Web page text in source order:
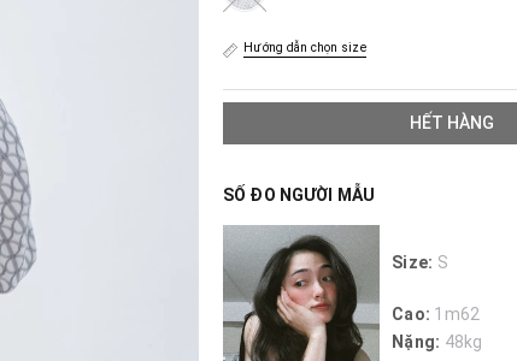
Hướng dẫn chọn size
HẾT HÀNG
SỐ ĐO NGƯỜI MẪU
Size: S
Cao: 1m62
Nặng: 48kg